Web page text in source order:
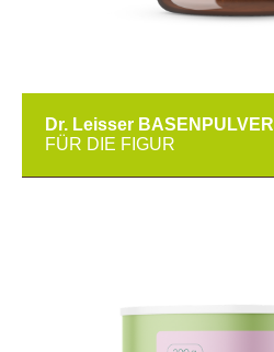
Dr. Leisser BASENPULVER
FÜR DIE FIGUR